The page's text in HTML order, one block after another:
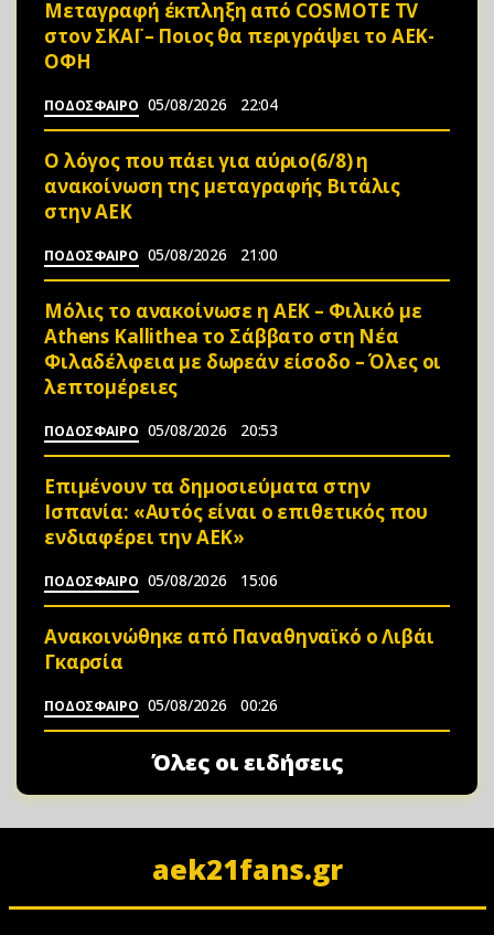
Μεταγραφή έκπληξη από COSMOTE TV
στον ΣΚΑΪ – Ποιος θα περιγράψει το ΑΕΚ-
ΟΦΗ
ΠΟΔΟΣΦΑΙΡΟ 05/08/2026 22:04
Ο λόγος που πάει για αύριο(6/8) η
ανακοίνωση της μεταγραφής Βιτάλις
στην ΑΕΚ
ΠΟΔΟΣΦΑΙΡΟ 05/08/2026 21:00
Μόλις το ανακοίνωσε η ΑΕΚ – Φιλικό με
Athens Kallithea το Σάββατο στη Νέα
Φιλαδέλφεια με δωρεάν είσοδο – Όλες οι
λεπτομέρειες
ΠΟΔΟΣΦΑΙΡΟ 05/08/2026 20:53
Επιμένουν τα δημοσιεύματα στην
Ισπανία: «Αυτός είναι ο επιθετικός που
ενδιαφέρει την ΑΕΚ»
ΠΟΔΟΣΦΑΙΡΟ 05/08/2026 15:06
Ανακοινώθηκε από Παναθηναϊκό ο Λιβάι
Γκαρσία
ΠΟΔΟΣΦΑΙΡΟ 05/08/2026 00:26
Όλες οι ειδήσεις
aek21fans.gr